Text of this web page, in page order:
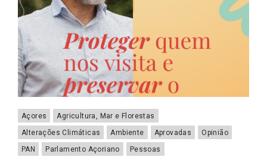
Açores
Agricultura, Mar e Florestas
Alterações Climáticas
Ambiente Aprovadas
Opinião
PAN
Parlamento Açoriano Pessoas